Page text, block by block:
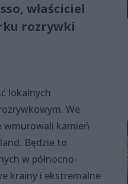
właściciel
rozrywki
lokalnych
We
wmurowali kamień
Będzie to
w północno-
krainy i ekstremalne